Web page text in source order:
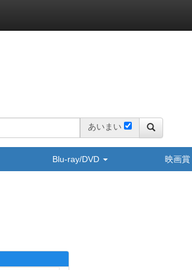
あいまい
Blu-ray/DVD 映画賞